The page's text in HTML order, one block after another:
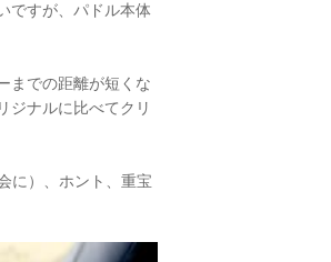
ですが、パドル本体
までの距離が短くな
ジナルに比べてクリ
に）、ホント、重宝